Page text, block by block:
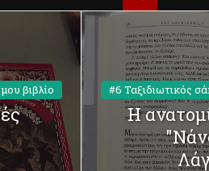
βιβλίο #6 Ταξιδιωτικός
Η